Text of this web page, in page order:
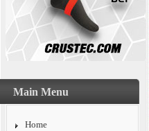
Main Menu
Home